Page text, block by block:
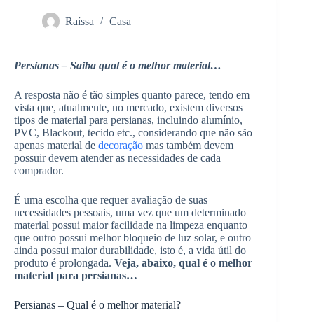
Raíssa Casa
Persianas – Saiba qual é o melhor material…
A resposta não é tão simples quanto parece, tendo em
vista que, atualmente, no mercado, existem diversos
tipos de material para persianas, incluindo alumínio,
PVC, Blackout, tecido etc., considerando que não são
apenas material de decoração mas também devem
possuir devem atender as necessidades de cada
comprador.
É uma escolha que requer avaliação de suas
necessidades pessoais, uma vez que um determinado
material possui maior facilidade na limpeza enquanto
que outro possui melhor bloqueio de luz solar, e outro
ainda possui maior durabilidade, isto é, a vida útil do
produto é prolongada. Veja, abaixo, qual é o melhor
material para persianas…
Persianas – Qual é o melhor material?